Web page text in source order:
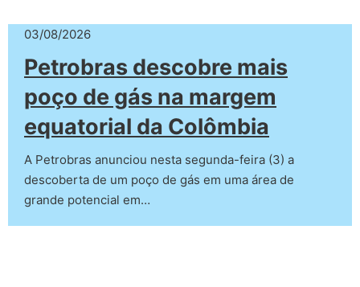
03/08/2026
Petrobras descobre mais
poço de gás na margem
equatorial da Colômbia
A Petrobras anunciou nesta segunda-feira (3) a
descoberta de um poço de gás em uma área de
grande potencial em…